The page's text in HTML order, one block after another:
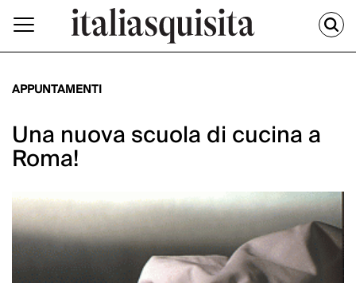
APPUNTAMENTI
Una nuova scuola di cucina a
Roma!